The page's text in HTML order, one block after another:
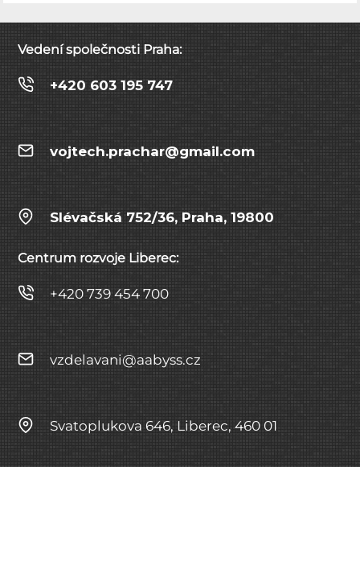
Vedení společnosti Praha:
+420 603 195 747
vojtech.prachar@gmail.com
Slévačská 752/36, Praha, 19800
Centrum rozvoje Liberec:
+420 739 454 700
vzdelavani@aabyss.cz
Svatoplukova 646, Liberec, 460 01